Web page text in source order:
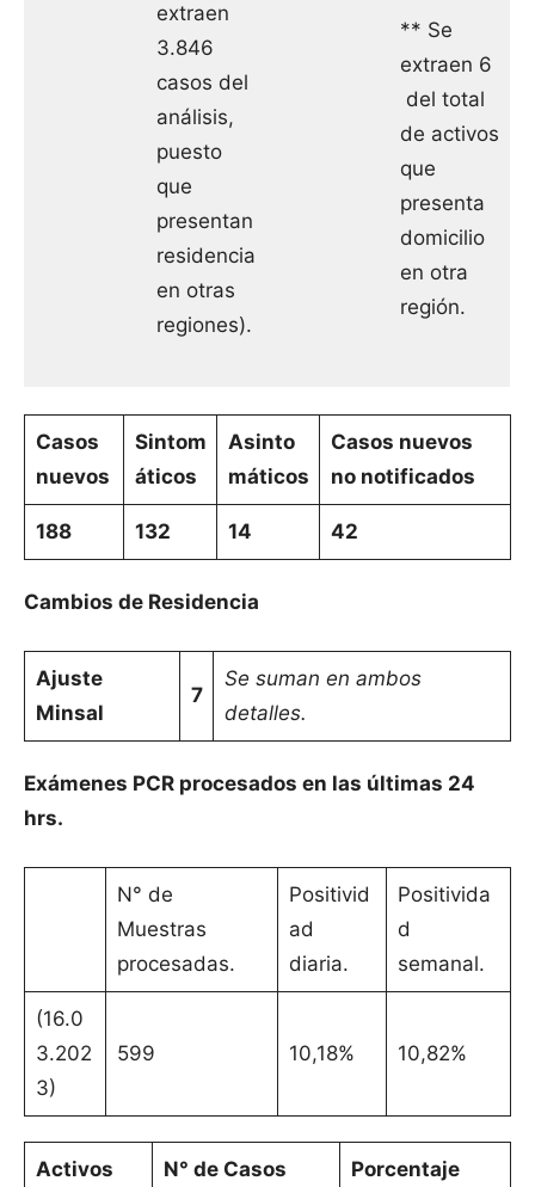
extraen
3.846
casos del
análisis,
puesto
que
presentan
residencia
en otras
regiones).
** Se
extraen 6
del total
de activos
que
presenta
domicilio
en otra
región.
Casos
nuevos
Sintom
áticos
Asinto
máticos
Casos nuevos
no notificados
188 132 14 42
Cambios de Residencia
Ajuste
Minsal
7
Se suman en ambos
detalles.
Exámenes PCR procesados en las últimas 24
hrs.
N° de
Muestras
procesadas.
Positivid
ad
diaria.
Positivida
d
semanal.
(16.0
3.202
3)
599 10,18% 10,82%
Activos N° de Casos Porcentaje